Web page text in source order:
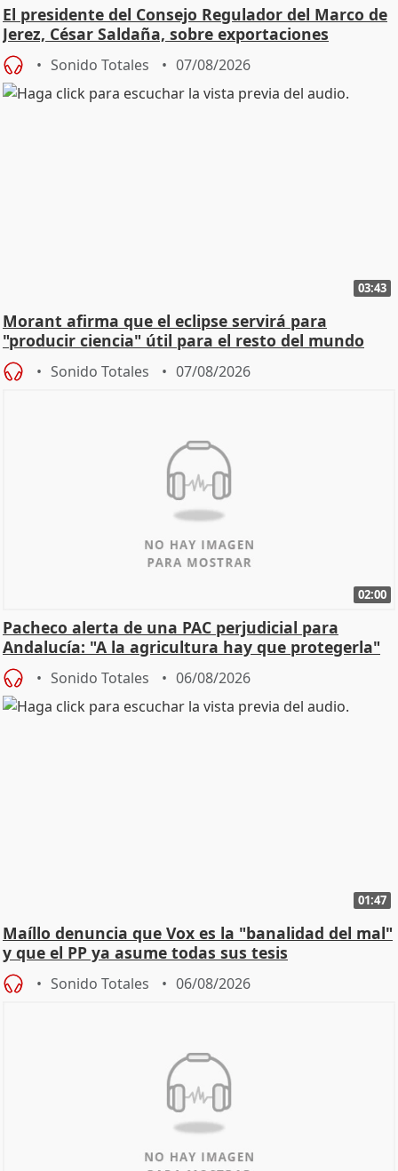
El presidente del Consejo Regulador del Marco de
Jerez, César Saldaña, sobre exportaciones
Sonido Totales 07/08/2026
03:43
Morant afirma que el eclipse servirá para
"producir ciencia" útil para el resto del mundo
Sonido Totales 07/08/2026
02:00
Pacheco alerta de una PAC perjudicial para
Andalucía: "A la agricultura hay que protegerla"
Sonido Totales 06/08/2026
01:47
Maíllo denuncia que Vox es la "banalidad del mal"
y que el PP ya asume todas sus tesis
Sonido Totales 06/08/2026